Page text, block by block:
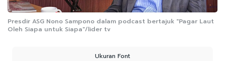
Presdir ASG Nono Sampono dalam podcast bertajuk "Pagar Laut
Oleh Siapa untuk Siapa"/lider tv
Ukuran Font